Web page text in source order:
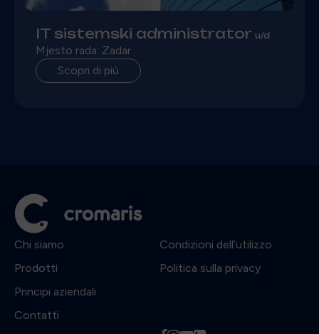
IT sistemski administrator u/d
Mjesto rada: Zadar
Scopri di più
Chi siamo
Prodotti
Principi aziendali
Contatti
Condizioni dell’utilizzo
Politica sulla privacy